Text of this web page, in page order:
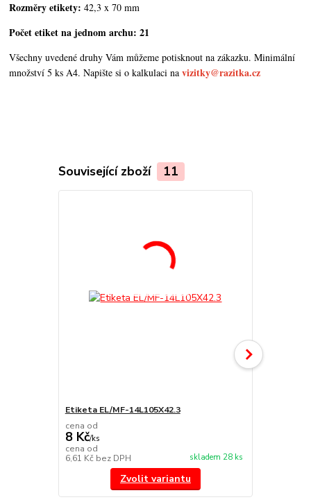
Rozměry etikety:42,3 x 70 mm
Počet etiket na jednom archu: 21
Všechny uvedené druhy Vám můžeme potisknout na zákazku. Minimální
množství 5 ks A4. Napište si o kalkulaci navizitky@razitka.cz
Související zboží 11
Etiketa EL/MF-14L105X42.3
cena od
8 Kč/ks
cena od
6,61 Kč bez DPH skladem 28 ks
Zvolit variantu